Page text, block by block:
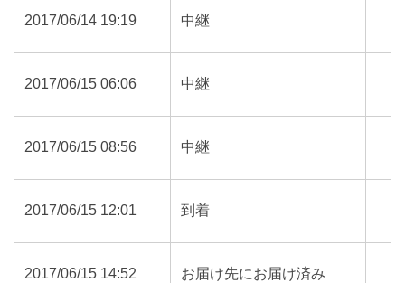
2017/06/14 19:19 中継
2017/06/15 06:06 中継
2017/06/15 08:56 中継
2017/06/15 12:01 到着
2017/06/15 14:52 お届け先にお届け済み